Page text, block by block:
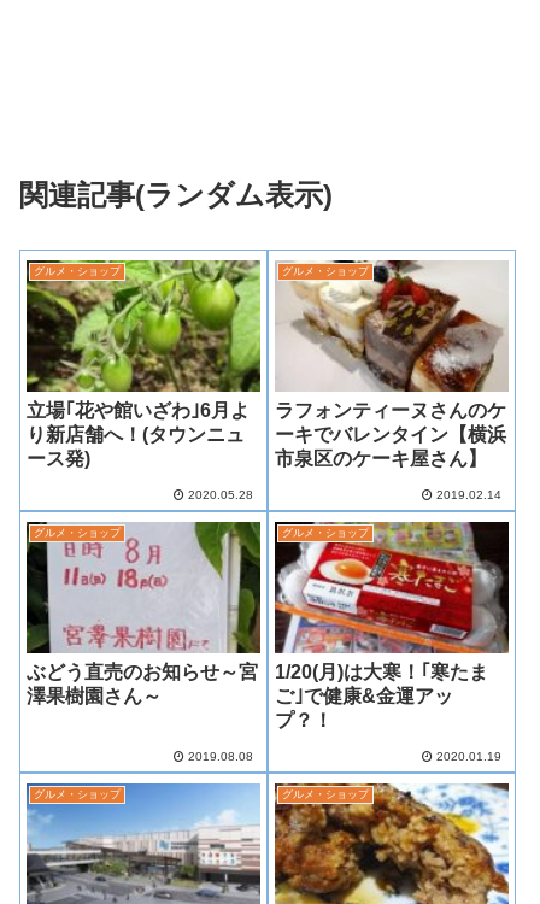
関連記事(ランダム表示)
グルメ・ショップ
立場｢花や館いざわ｣6月よ
り新店舗へ！(タウンニュ
ース発)
2020.05.28
グルメ・ショップ
ラフォンティーヌさんのケ
ーキでバレンタイン【横浜
市泉区のケーキ屋さん】
2019.02.14
グルメ・ショップ
ぶどう直売のお知らせ～宮
澤果樹園さん～
2019.08.08
グルメ・ショップ
1/20(月)は大寒！｢寒たま
ご｣で健康&金運アッ
プ？！
2020.01.19
グルメ・ショップ グルメ・ショップ